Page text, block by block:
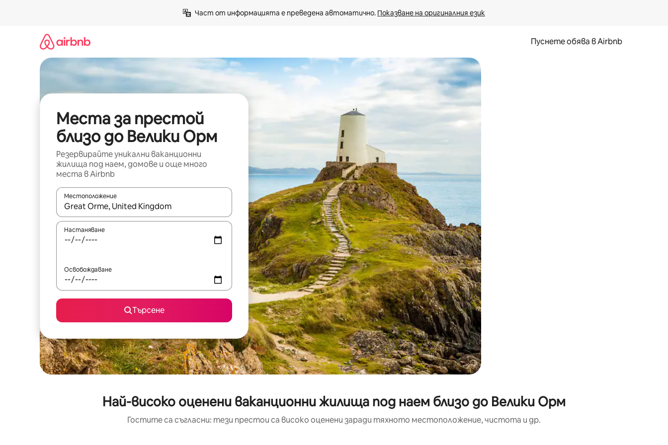
Част от информацията е преведена автоматично. Показване на оригиналния език
Пуснете обява в Airbnb
Места за престой
близо до Велики Орм
Резервирайте уникални ваканционни
жилища под наем, домове и още много
места в Airbnb
Местоположение
Когато резултатите се покажат, използвайте клавишите със стрелки нагоре и надолу или навигирайте с докосване или плъзгане.
Настаняване
Освобождаване
Търсене
Най-високо оценени ваканционни жилища под наем близо до Велики Орм
Гостите са съгласни: тези престои са високо оценени заради тяхното местоположение, чистота и др.